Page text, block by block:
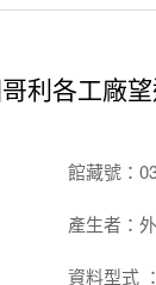
利各工廠
館藏號：
產生者：
資料型式